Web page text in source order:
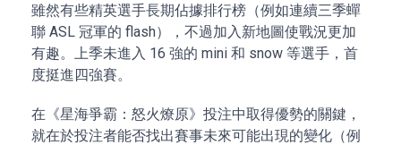
雖然有些精英選手長期佔據排行榜（例如連續三季蟬
聯 ASL 冠軍的 flash），不過加入新地圖使戰況更加
有趣。上季未進入 16 強的 mini 和 snow 等選手，首
度挺進四強賽。
在《星海爭霸：怒火燎原》投注中取得優勢的關鍵，
就在於投注者能否找出賽事未來可能出現的變化（例